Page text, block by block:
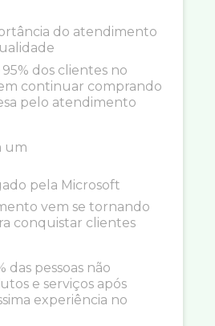
do atendimento
dos clientes no
continuar comprando
pelo atendimento
um
pela Microsoft
vem se tornando
conquistar clientes
das pessoas não
e serviços após
experiência no